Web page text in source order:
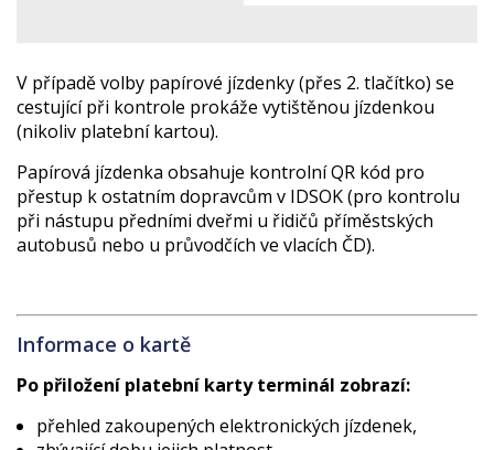
V případě volby papírové jízdenky (přes 2. tlačítko) se
cestující při kontrole prokáže vytištěnou jízdenkou
(nikoliv platební kartou).
Papírová jízdenka obsahuje kontrolní QR kód pro
přestup k ostatním dopravcům v IDSOK (pro kontrolu
při nástupu předními dveřmi u řidičů příměstských
autobusů nebo u průvodčích ve vlacích ČD).
Informace o kartě
Po přiložení platební karty terminál zobrazí:
přehled zakoupených elektronických jízdenek,